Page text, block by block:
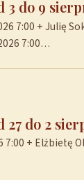
3 do 9
7:00 + Julię
7:00…
do 2
+ Elżbietę